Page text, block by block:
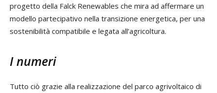
progetto della Falck Renewables che mira ad affermare un
modello partecipativo nella transizione energetica, per una
sostenibilità compatibile e legata all’agricoltura.
I numeri
Tutto ciò grazie alla realizzazione del parco agrivoltaico di